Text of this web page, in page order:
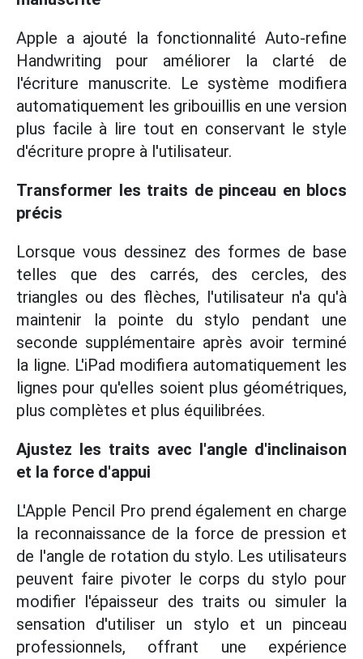
Apple a ajouté la fonctionnalité Auto-refine
Handwriting pour améliorer la clarté de
l'écriture manuscrite. Le système modifiera
automatiquement les gribouillis en une version
plus facile à lire tout en conservant le style
d'écriture propre à l'utilisateur.
Transformer les traits de pinceau en blocs
précis
Lorsque vous dessinez des formes de base
telles que des carrés, des cercles, des
triangles ou des flèches, l'utilisateur n'a qu'à
maintenir la pointe du stylo pendant une
seconde supplémentaire après avoir terminé
la ligne. L'iPad modifiera automatiquement les
lignes pour qu'elles soient plus géométriques,
plus complètes et plus équilibrées.
Ajustez les traits avec l'angle d'inclinaison
et la force d'appui
L'Apple Pencil Pro prend également en charge
la reconnaissance de la force de pression et
de l'angle de rotation du stylo. Les utilisateurs
peuvent faire pivoter le corps du stylo pour
modifier l'épaisseur des traits ou simuler la
sensation d'utiliser un stylo et un pinceau
professionnels, offrant une expérience